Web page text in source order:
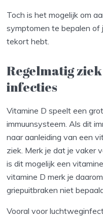
Toch is het mogelijk om
symptomen te bepalen of
tekort hebt.
Regelmatig
infecties
Vitamine D speelt een
immuunsysteem. Als dit
naar aanleiding van een
ziek. Merk je dat je vaker
is dit mogelijk een
vitamine D merk je
griepuitbraken niet
Vooral voor